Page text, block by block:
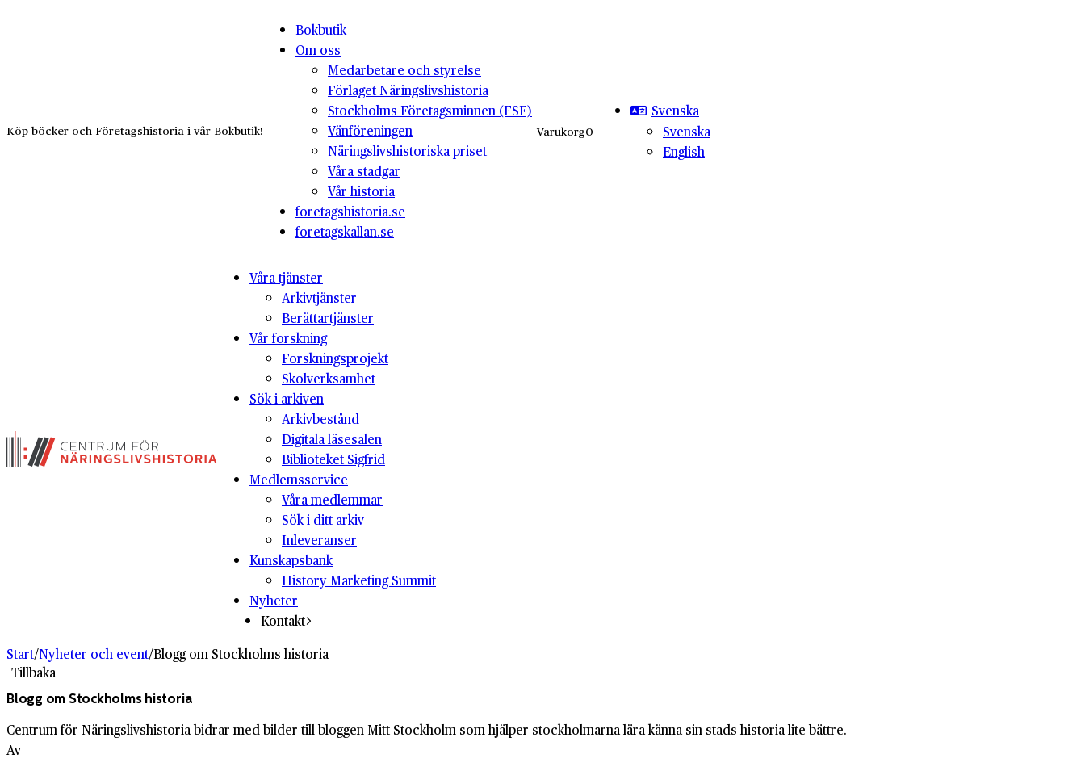
Köp böcker och Företagshistoria i vår Bokbutik!
Bokbutik
Om oss
Medarbetare och styrelse
Förlaget Näringslivshistoria
Stockholms Företagsminnen (FSF)
Vänföreningen
Näringslivshistoriska priset
Våra stadgar
Vår historia
foretagshistoria.se
foretagskallan.se
Varukorg0
Svenska
Svenska
English
Våra tjänster
Arkivtjänster
Berättartjänster
Vår forskning
Forskningsprojekt
Skolverksamhet
Sök i arkiven
Arkivbestånd
Digitala läsesalen
Biblioteket Sigfrid
Medlemsservice
Våra medlemmar
Sök i ditt arkiv
Inleveranser
Kunskapsbank
History Marketing Summit
Nyheter
Kontakt
Start/Nyheter och event/Blogg om Stockholms historia
Tillbaka
Blogg om Stockholms historia
Centrum för Näringslivshistoria bidrar med bilder till bloggen Mitt Stockholm som hjälper stockholmarna lära känna sin stads historia lite bättre.
Av